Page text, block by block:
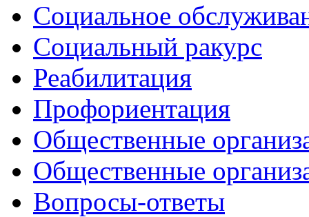
Социальное
Социальный ракурс
Реабилитация
Профориентация
Общественные
Общественные
Вопросы-ответы